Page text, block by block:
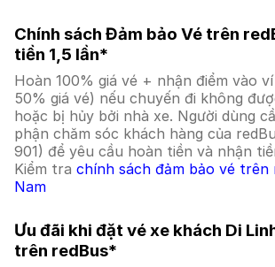
Chính sách Đảm bảo Vé trên
tiền 1,5 lần*
Hoàn 100% giá vé + nhận điểm vào
50% giá vé) nếu chuyến đi không
hoặc bị hủy bởi nhà xe. Người dùng
phận chăm sóc khách hàng của
901) để yêu cầu hoàn tiền và nhận
Kiểm tra chính sách đảm bảo vé trên
Nam
Ưu đãi khi đặt vé xe khách Di
trên redBus*